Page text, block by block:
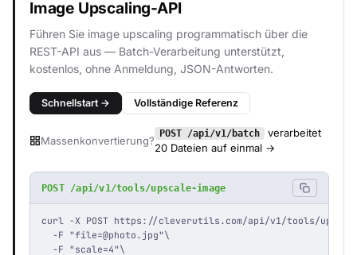
Image Upscaling-API
Führen Sie image upscaling programmatisch über die
REST-API aus — Batch-Verarbeitung unterstützt,
kostenlos, ohne Anmeldung, JSON-Antworten.
Schnellstart → Vollständige Referenz
Massenkonvertierung?
POST /api/v1/batch
verarbeitet
20 Dateien auf einmal →
POST /api/v1/tools/upscale-image
curl -X POST https://cleverutils.com/api/v1/tools/
  -F "
file=@photo.jpg"\
  -F "scale=4"\